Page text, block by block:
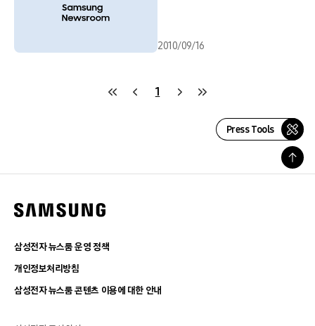
2010/09/16
1
Press Tools
삼성전자 뉴스룸 운영 정책
개인정보처리방침
삼성전자 뉴스룸 콘텐츠 이용에 대한 안내